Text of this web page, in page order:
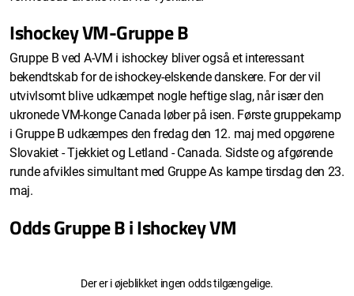
Ishockey VM-Gruppe B
Gruppe B ved A-VM i ishockey bliver også et interessant
bekendtskab for de ishockey-elskende danskere. For der vil
utvivlsomt blive udkæmpet nogle heftige slag, når især den
ukronede VM-konge Canada løber på isen. Første gruppekamp
i Gruppe B udkæmpes den fredag den 12. maj med opgørene
Slovakiet - Tjekkiet og Letland - Canada. Sidste og afgørende
runde afvikles simultant med Gruppe As kampe tirsdag den 23.
maj.
Odds Gruppe B i Ishockey VM
Der er i øjeblikket ingen odds tilgængelige.